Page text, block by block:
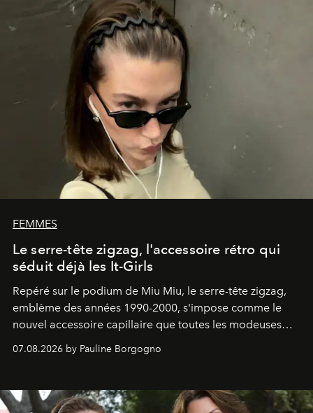
FEMMES
Le serre-tête zigzag, l'accessoire rétro qui
séduit déjà les It-Girls
Repéré sur le podium de Miu Miu, le serre-tête zigzag,
emblème des années 1990-2000, s'impose comme le
nouvel accessoire capillaire que toutes les modeuses
07.08.2026 by Pauline Borgogno